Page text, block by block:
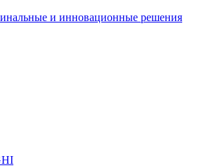
и инновационные решения